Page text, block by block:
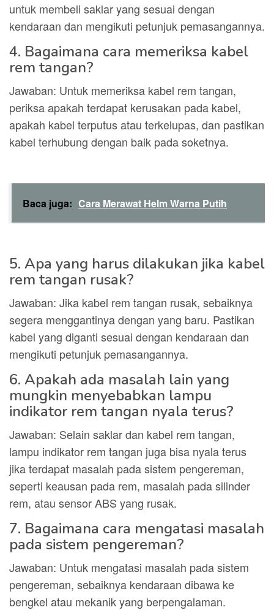
untuk membeli saklar yang sesuai dengan
kendaraan dan mengikuti petunjuk pemasangannya.
4. Bagaimana cara memeriksa kabel
rem tangan?
Jawaban: Untuk memeriksa kabel rem tangan,
periksa apakah terdapat kerusakan pada kabel,
apakah kabel terputus atau terkelupas, dan pastikan
kabel terhubung dengan baik pada soketnya.
Baca juga: Cara Merawat Helm Warna Putih
5. Apa yang harus dilakukan jika kabel
rem tangan rusak?
Jawaban: Jika kabel rem tangan rusak, sebaiknya
segera menggantinya dengan yang baru. Pastikan
kabel yang diganti sesuai dengan kendaraan dan
mengikuti petunjuk pemasangannya.
6. Apakah ada masalah lain yang
mungkin menyebabkan lampu
indikator rem tangan nyala terus?
Jawaban: Selain saklar dan kabel rem tangan,
lampu indikator rem tangan juga bisa nyala terus
jika terdapat masalah pada sistem pengereman,
seperti keausan pada rem, masalah pada silinder
rem, atau sensor ABS yang rusak.
7. Bagaimana cara mengatasi masalah
pada sistem pengereman?
Jawaban: Untuk mengatasi masalah pada sistem
pengereman, sebaiknya kendaraan dibawa ke
bengkel atau mekanik yang berpengalaman.